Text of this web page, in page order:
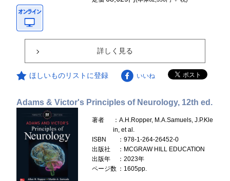
詳しく見る
ほしいものリストに登録 いいね
Adams & Victor's Principles of Neurology, 12th ed.
著者
：A.H.Ropper, M.A.Samuels, J.P.Kle
in, et al.
ISBN
：978-1-264-26452-0
出版社
：MCGRAW HILL EDUCATION
出版年
：2023年
ページ数 ：1605pp.